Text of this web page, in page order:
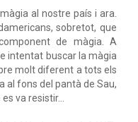
al nostre país i ara.
sobretot, que
de màgia. A
intentat buscar la màgia
molt diferent a tots els
al fons del pantà de Sau,
va resistir…